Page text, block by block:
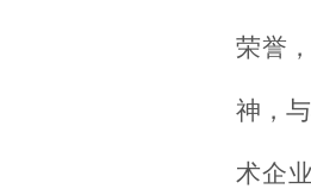
荣誉
神，
术企